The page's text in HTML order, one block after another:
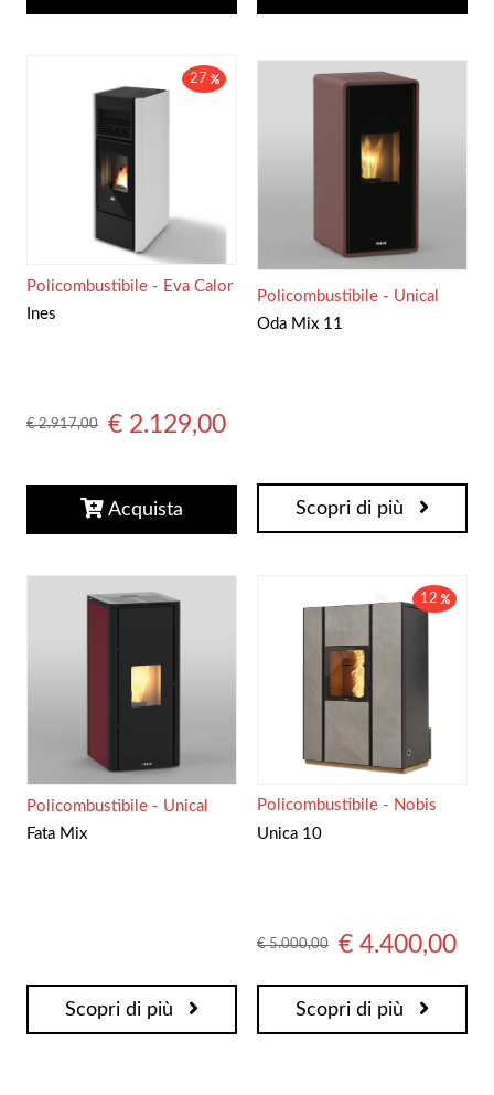
27
Ines
Policombustibile - Eva Calor
€ 2.917,00 € 2.129,00
Acquista
Oda Mix 11
Policombustibile - Unical
Scopri di più
Fata Mix
Policombustibile - Unical
Scopri di più
12
Unica 10
Policombustibile - Nobis
€ 5.000,00 € 4.400,00
Scopri di più